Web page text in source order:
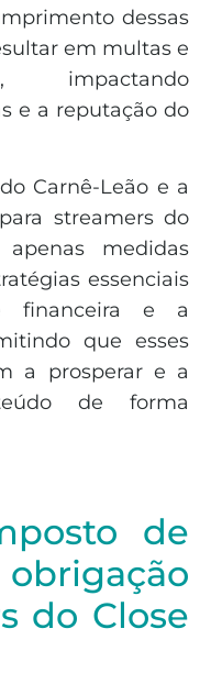
dessas
em multas e
impactando
e a reputação do
Carnê-Leão e a
streamers do
medidas
essenciais
financeira e a
que esses
a prosperar e a
de forma
de
do Close